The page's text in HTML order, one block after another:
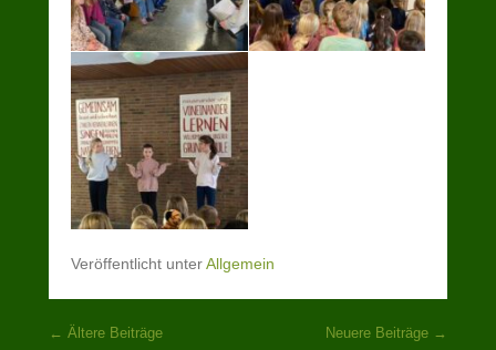
Veröffentlicht unterAllgemein
Beitragsnavigation
← Ältere Beiträge Neuere Beiträge →